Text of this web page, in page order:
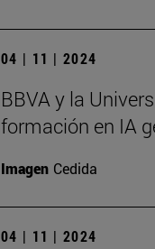
04 | 11 | 2024
BBVA y la
formación en IA
Imagen Cedida
04 | 11 | 2024